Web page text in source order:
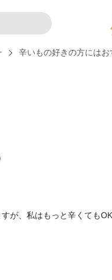
辛いもの好きの方にはお
が、私はもっと辛くても